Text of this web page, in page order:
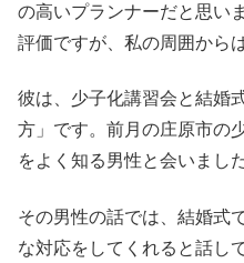
の高いプランナーだと思い
評価ですが、私の周囲から
彼は、少子化講習会と結婚
方」です。前月の庄原市の
をよく知る男性と会いました
その男性の話では、結婚式
な対応をしてくれると話し